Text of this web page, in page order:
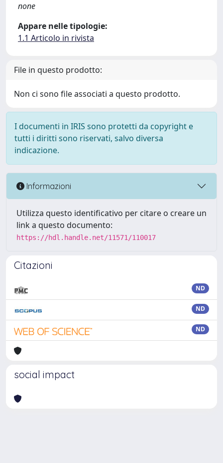
none
Appare nelle tipologie:
1.1 Articolo in rivista
File in questo prodotto:
Non ci sono file associati a questo prodotto.
I documenti in IRIS sono protetti da copyright e
tutti i diritti sono riservati, salvo diversa
indicazione.
Informazioni
Utilizza questo identificativo per citare o creare un
link a questo documento:
https://hdl.handle.net/11571/110017
Citazioni
ND
ND
ND
social impact